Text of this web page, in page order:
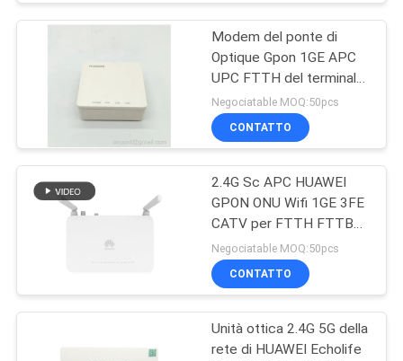
RICHIEDA
CITAZIONE
MAPPA
DEL
SITO
onu del epon di wifi
XPON ONTARIO
11
Modem del ponte di
Optique Gpon 1GE APC
UPC FTTH del terminale
di EG8010H Huawei
Negociatable MOQ:50pcs
CONTATTO
2.4G Sc APC HUAWEI
GPON ONU Wifi 1GE 3FE
CATV per FTTH FTTB
FTTx
Negociatable MOQ:50pcs
CONTATTO
Unità ottica 2.4G 5G della
rete di HUAWEI Echolife